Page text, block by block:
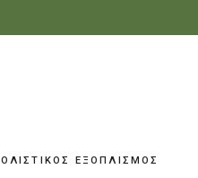
ΟΛΙΣΤΙΚΟΣ ΕΞΟΠΛΙΣΜΟΣ